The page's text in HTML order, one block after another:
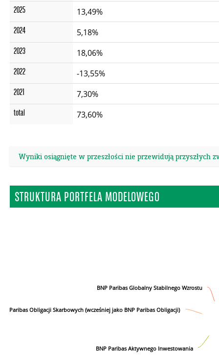
2025 13,49%
2024 5,18%
2023 18,06%
2022 -13,55%
2021 7,30%
total 73,60%
Wyniki osiągnięte w przeszłości nie przewidują przyszłych
STRUKTURA PORTFELA MODELOWEGO
BNP Paribas Aktywnego Inwestowania
Paribas Obligacji Skarbowych (wcześniej jako BNP Paribas Obligacji)
BNP Paribas Globalny Stabilnego Wzrostu